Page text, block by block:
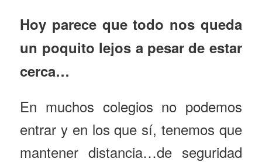
Hoy parece que todo nos queda
un poquito lejos a pesar de estar
cerca…
En muchos colegios no podemos
entrar y en los que sí, tenemos que
mantener distancia…de seguridad